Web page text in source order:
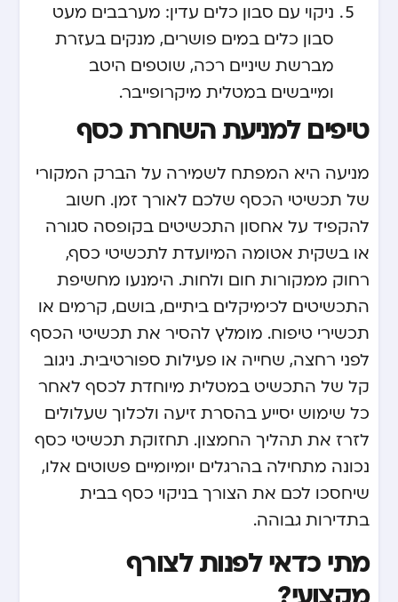
ניקוי עם סבון כלים עדין: מערבבים מעט
סבון כלים במים פושרים, מנקים בעזרת
מברשת שיניים רכה, שוטפים היטב
ומייבשים במטלית מיקרופייבר.
טיפים למניעת השחרת כסף
מניעה היא המפתח לשמירה על הברק המקורי
של תכשיטי הכסף שלכם לאורך זמן. חשוב
להקפיד על אחסון התכשיטים בקופסה סגורה
או בשקית אטומה המיועדת לתכשיטי כסף,
רחוק ממקורות חום ולחות. הימנעו מחשיפת
התכשיטים לכימיקלים ביתיים, בושם, קרמים או
תכשירי טיפוח. מומלץ להסיר את תכשיטי הכסף
לפני רחצה, שחייה או פעילות ספורטיבית. ניגוב
קל של התכשיט במטלית מיוחדת לכסף לאחר
כל שימוש יסייע בהסרת זיעה ולכלוך שעלולים
לזרז את תהליך החמצון. תחזוקת תכשיטי כסף
נכונה מתחילה בהרגלים יומיומיים פשוטים אלו,
שיחסכו לכם את הצורך בניקוי כסף בבית
בתדירות גבוהה.
מתי כדאי לפנות לצורף